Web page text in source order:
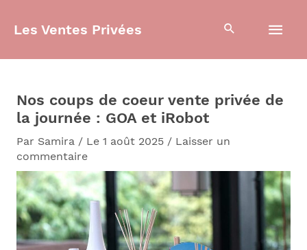
Les Ventes Privées
Nos coups de coeur vente privée de
la journée : GOA et iRobot
Par Samira / Le 1 août 2025 / Laisser un
commentaire